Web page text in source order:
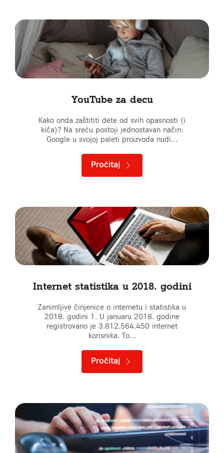
YouTube za decu
Kako onda zaštititi dete od svih opasnosti (i
kiča)? Na sreću postoji jednostavan način:
Google u svojoj paleti proizvoda nudi…
Pročitaj
Internet statistika u 2018. godini
Zanimljive činjenice o internetu i statistika u
2018. godini 1. U januaru 2018. godine
registrovano je 3.812.564.450 internet
korisnika. To…
Pročitaj